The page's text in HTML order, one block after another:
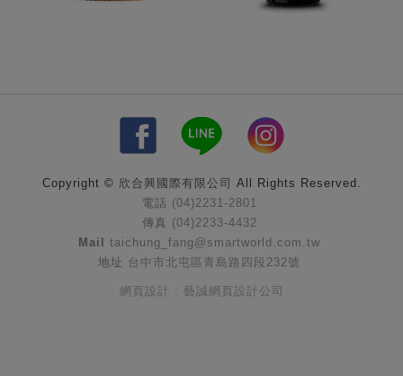
Copyright © 欣合興國際有限公司 All Rights Reserved.
電話 (04)2231-2801
傳真 (04)2233-4432
Mail
taichung_fang@smartworld.com.tw
地址 台中市北屯區青島路四段232號
網頁設計 : 藝誠網頁設計公司